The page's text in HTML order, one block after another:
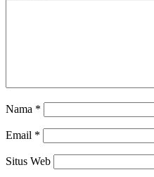
Nama *
Email *
Situs Web